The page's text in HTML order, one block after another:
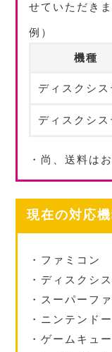
せていただきま
例）
機種
ディスクシス
ディスクシス
・尚、送料は
現在の対応
・ファミコン
・ディスクシ
・スーパーフ
・ニンテンド
・ゲームキュ